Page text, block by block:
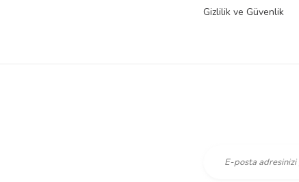
Gizlilik ve Güvenlik